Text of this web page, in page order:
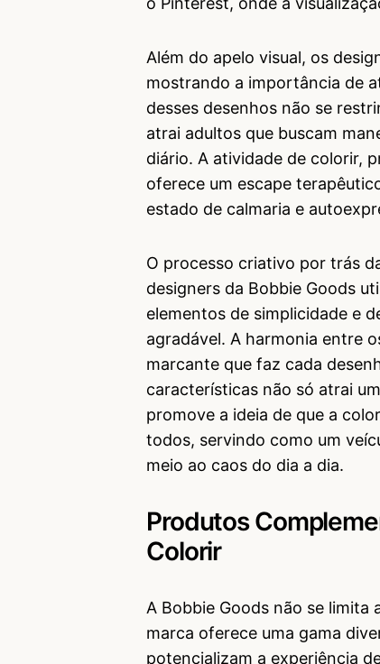
Além do apelo visual, os
mostrando a importância de
desses desenhos não se
atrai adultos que buscam
diário. A atividade de colorir,
oferece um escape
estado de calmaria e
O processo criativo por trás
designers da Bobbie Goods
elementos de simplicidade e
agradável. A harmonia entre
marcante que faz cada
características não só atrai
promove a ideia de que a
todos, servindo como um
meio ao caos do dia a dia.
Produtos
Colorir
A Bobbie Goods não se limita
marca oferece uma gama
potencializam a experiência